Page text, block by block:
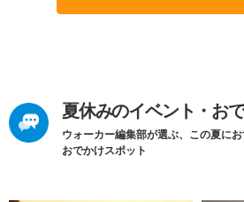
夏休みのイベント・お
ウォーカー編集部が選ぶ、この夏に
おでかけスポット